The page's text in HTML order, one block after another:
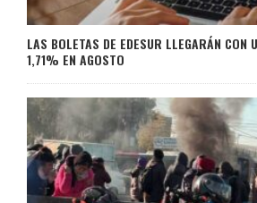
LAS BOLETAS DE EDESUR LLEGARÁN CON
1,71% EN AGOSTO